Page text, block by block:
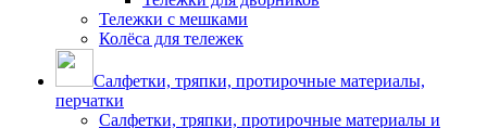
Тележки с мешками
Колёса для тележек
Салфетки, тряпки, протирочные материалы,
перчатки
Салфетки, тряпки, протирочные материалы и